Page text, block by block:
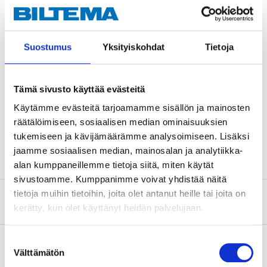
Suostumus Yksityiskohdat Tietoja
Tämä sivusto käyttää evästeitä
Käytämme evästeitä tarjoamamme sisällön ja mainosten
räätälöimiseen, sosiaalisen median ominaisuuksien
tukemiseen ja kävijämäärämme analysoimiseen. Lisäksi
jaamme sosiaalisen median, mainosalan ja analytiikka-
alan kumppaneillemme tietoja siitä, miten käytät
sivustoamme. Kumppanimme voivat yhdistää näitä
tietoja muihin tietoihin, joita olet antanut heille tai joita on
kerätty, kun olet käyttänyt heidän palvelujaan.
valinta
Välttämätön
Surface treatment
Dimensions
1/4", R8
Pressure class
PN16
About the manufacturer